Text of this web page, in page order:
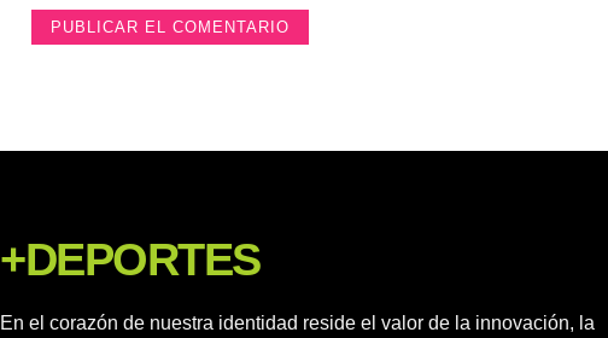
+DEPORTES
En el corazón de nuestra identidad reside el valor de la innovación, la